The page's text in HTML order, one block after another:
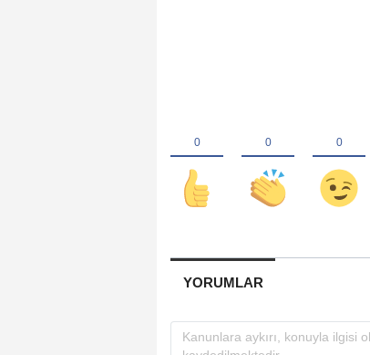
YORUMLAR